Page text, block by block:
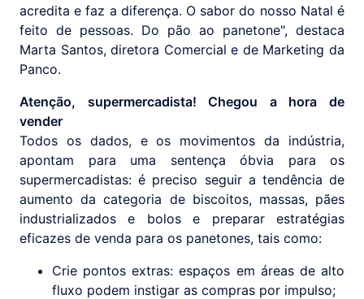
acredita e faz a diferença. O sabor do nosso Natal é
feito de pessoas. Do pão ao panetone", destaca
Marta Santos, diretora Comercial e de Marketing da
Panco.
Atenção, supermercadista! Chegou a hora de
vender
Todos os dados, e os movimentos da indústria,
apontam para uma sentença óbvia para os
supermercadistas: é preciso seguir a tendência de
aumento da categoria de biscoitos, massas, pães
industrializados e bolos e preparar estratégias
eficazes de venda para os panetones, tais como:
Crie pontos extras: espaços em áreas de alto
fluxo podem instigar as compras por impulso;